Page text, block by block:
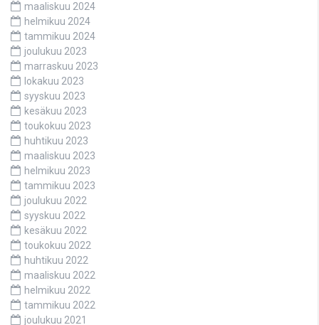
maaliskuu 2024
helmikuu 2024
tammikuu 2024
joulukuu 2023
marraskuu 2023
lokakuu 2023
syyskuu 2023
kesäkuu 2023
toukokuu 2023
huhtikuu 2023
maaliskuu 2023
helmikuu 2023
tammikuu 2023
joulukuu 2022
syyskuu 2022
kesäkuu 2022
toukokuu 2022
huhtikuu 2022
maaliskuu 2022
helmikuu 2022
tammikuu 2022
joulukuu 2021